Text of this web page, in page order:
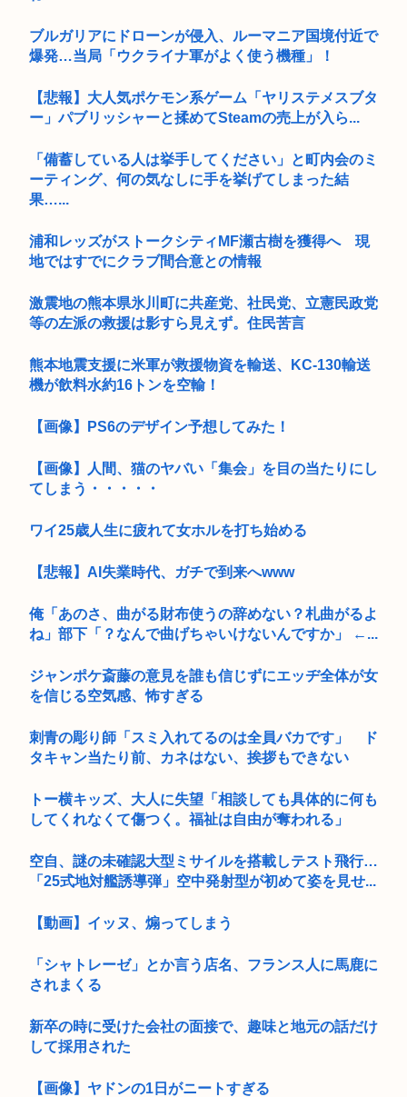
ブルガリアにドローンが侵入、ルーマニア国境付近で
爆発…当局「ウクライナ軍がよく使う機種」！
【悲報】大人気ポケモン系ゲーム「ヤリステメスブタ
ー」パブリッシャーと揉めてSteamの売上が入ら...
「備蓄している人は挙手してください」と町内会のミ
ーティング、何の気なしに手を挙げてしまった結
果…...
浦和レッズがストークシティMF瀬古樹を獲得へ 現
地ではすでにクラブ間合意との情報
激震地の熊本県氷川町に共産党、社民党、立憲民政党
等の左派の救援は影すら見えず。住民苦言
熊本地震支援に米軍が救援物資を輸送、KC-130輸送
機が飲料水約16トンを空輸！
【画像】PS6のデザイン予想してみた！
【画像】人間、猫のヤバい「集会」を目の当たりにし
てしまう・・・・・
ワイ25歳人生に疲れて女ホルを打ち始める
【悲報】AI失業時代、ガチで到来へwww
俺「あのさ、曲がる財布使うの辞めない？札曲がるよ
ね」部下「？なんで曲げちゃいけないんですか」 ←...
ジャンポケ斎藤の意見を誰も信じずにエッヂ全体が女
を信じる空気感、怖すぎる
刺青の彫り師「スミ入れてるのは全員バカです」 ド
タキャン当たり前、カネはない、挨拶もできない
トー横キッズ、大人に失望「相談しても具体的に何も
してくれなくて傷つく。福祉は自由が奪われる」
空自、謎の未確認大型ミサイルを搭載しテスト飛行…
「25式地対艦誘導弾」空中発射型が初めて姿を見せ...
【動画】イッヌ、煽ってしまう
「シャトレーゼ」とか言う店名、フランス人に馬鹿に
されまくる
新卒の時に受けた会社の面接で、趣味と地元の話だけ
して採用された
【画像】ヤドンの1日がニートすぎる